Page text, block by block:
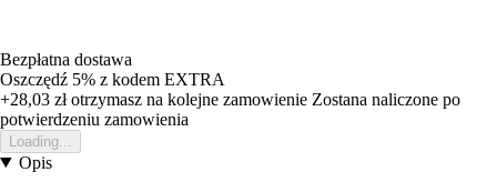
Bezpłatna dostawa
Oszczędź 5% z kodem EXTRA
+28,03 złotrzymasz na kolejne zamowienie Zostana naliczone po
potwierdzeniu zamowienia
Loading...
Opis